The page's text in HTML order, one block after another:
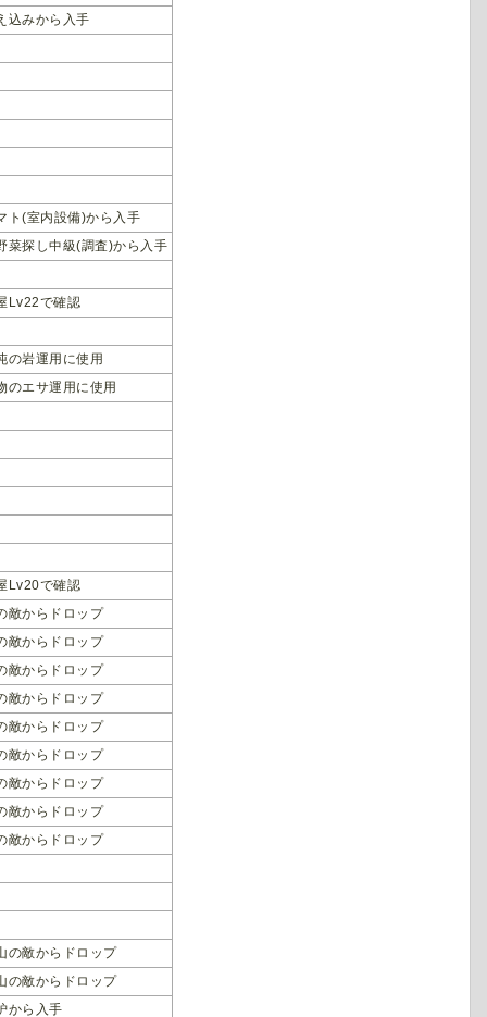
込みから入手
ト(室内設備)から入手
菜探し中級(調査)から入手
Lv22で確認
の岩運用に使用
のエサ運用に使用
Lv20で確認
敵からドロップ
敵からドロップ
敵からドロップ
敵からドロップ
敵からドロップ
敵からドロップ
敵からドロップ
敵からドロップ
敵からドロップ
の敵からドロップ
の敵からドロップ
から入手